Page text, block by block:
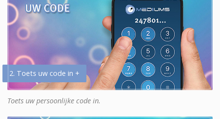
2. Toets uw code in +
Toets uw persoonlijke code in.